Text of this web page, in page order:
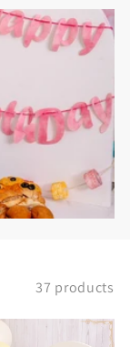
37 products